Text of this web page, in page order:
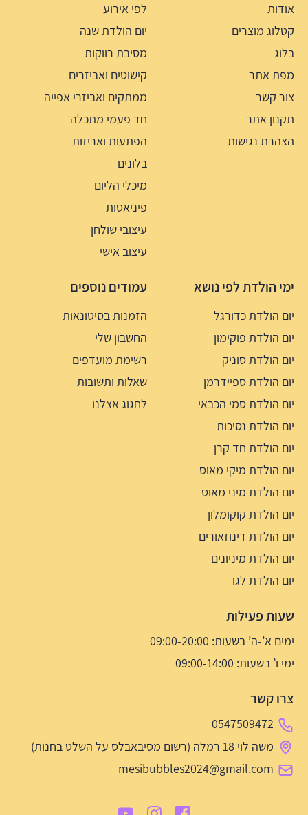
אודות
קטלוג מוצרים
בלוג
מפת אתר
צור קשר
תקנון אתר
הצהרת נגישות
לפי אירוע
יום הולדת שנה
מסיבת רווקות
קישוטים ואביזרים
ממתקים ואביזרי אפייה
חד פעמי מתכלה
הפתעות ואריזות
בלונים
מיכלי הליום
פיניאטות
עיצובי שולחן
עיצוב אישי
ימי הולדת לפי נושא
יום הולדת כדורגל
יום הולדת פוקימון
יום הולדת סוניק
יום הולדת ספיידרמן
יום הולדת סמי הכבאי
יום הולדת נסיכות
יום הולדת חד קרן
יום הולדת מיקי מאוס
יום הולדת מיני מאוס
יום הולדת קוקומלון
יום הולדת דינוזאורים
יום הולדת מיניונים
יום הולדת לגו
עמודים נוספים
הזמנות בסיטונאות
החשבון שלי
רשימת מועדפים
שאלות ותשובות
לחגוג אצלנו
שעות פעילות
ימים א’-ה’ בשעות: 09:00-20:00
ימי ו’ בשעות: 09:00-14:00
צרו קשר
0547509472
משה לוי 18 רמלה (רשום מסיבאבלס על השלט בחנות)
mesibubbles2024@gmail.com